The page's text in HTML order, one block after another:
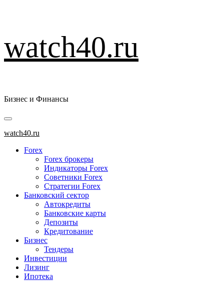
к
содержимому
watch40.ru
Бизнес и Финансы
Основное
меню
watch40.ru
Forex
Forex брокеры
Индикаторы Forex
Советники Forex
Стратегии Forex
Банковский сектор
Автокредиты
Банковские карты
Депозиты
Кредитование
Бизнес
Тендеры
Инвестиции
Лизинг
Ипотека